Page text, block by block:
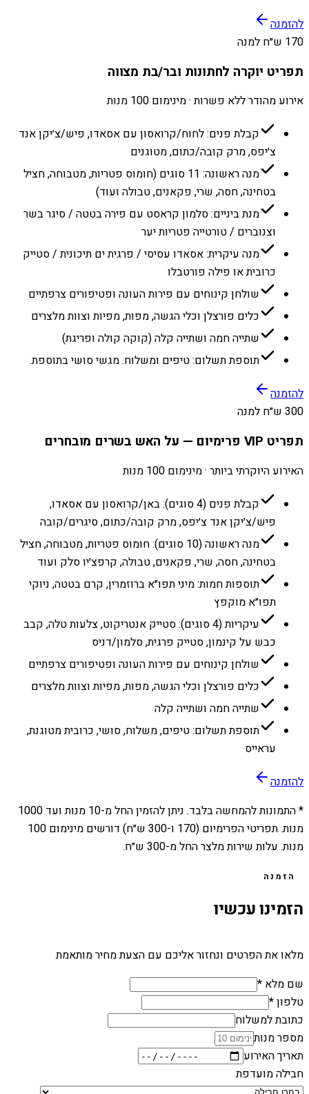
להזמנה
170 ש״ח למנה
תפריט יוקרה לחתונות ובר/בת מצווה
אירוע מהודר ללא פשרות · מינימום 100 מנות
קבלת פנים: לחוח/קרואסון עם אסאדו, פיש/צ׳יקן אנד
צ׳יפס, מרק קובה/כתום, מטוגנים
מנה ראשונה: 11 סוגים (חומוס פטריות, מטבוחה, חציל
בטחינה, חסה, שרי, פקאנים, טבולה ועוד)
מנת ביניים: סלמון קראסט עם פירה בטטה / סיגר בשר
וצנוברים / טורטייה פטריות יער
מנה עיקרית: אסאדו עסיסי / פרגית ים תיכונית / סטייק
כרובית או פילה פורטבלו
שולחן קינוחים עם פירות העונה ופטיפורים צרפתיים
כלים פורצלן וכלי הגשה, מפות, מפיות וצוות מלצרים
שתייה חמה ושתייה קלה (קוקה קולה ופריגת)
תוספת תשלום: טיפים ומשלוח. מגשי סושי בתוספת.
להזמנה
300 ש״ח למנה
תפריט VIP פרימיום — על האש בשרים מובחרים
האירוע היוקרתי ביותר · מינימום 100 מנות
קבלת פנים (4 סוגים): באן/קרואסון עם אסאדו,
פיש/צ׳יקן אנד צ׳יפס, מרק קובה/כתום, סיגרים/קובה
מנה ראשונה (10 סוגים): חומוס פטריות, מטבוחה, חציל
בטחינה, חסה, שרי, פקאנים, טבולה, קרפצ׳יו סלק ועוד
תוספות חמות: מיני תפו״א ברוזמרין, קרם בטטה, ניוקי
תפו״א מוקפץ
עיקריות (4 סוגים): סטייק אנטריקוט, צלעות טלה, קבב
כבש על קינמון, סטייק פרגית, סלמון/דניס
שולחן קינוחים עם פירות העונה ופטיפורים צרפתיים
כלים פורצלן וכלי הגשה, מפות, מפיות וצוות מלצרים
שתייה חמה ושתייה קלה
תוספת תשלום: טיפים, משלוח, סושי, כרובית מטוגנת,
עראייס
להזמנה
* התמונות להמחשה בלבד. ניתן להזמין החל מ-10 מנות ועד 1000
מנות. תפריטי הפרימיום (170 ו-300 ש״ח) דורשים מינימום 100
מנות. עלות שירות מלצר החל מ-300 ש״ח.
הזמנה
הזמינו עכשיו
מלאו את הפרטים ונחזור אליכם עם הצעת מחיר מותאמת
שם מלא *
טלפון *
כתובת למשלוח
מספר מנות
תאריך האירוע
חבילה מועדפת